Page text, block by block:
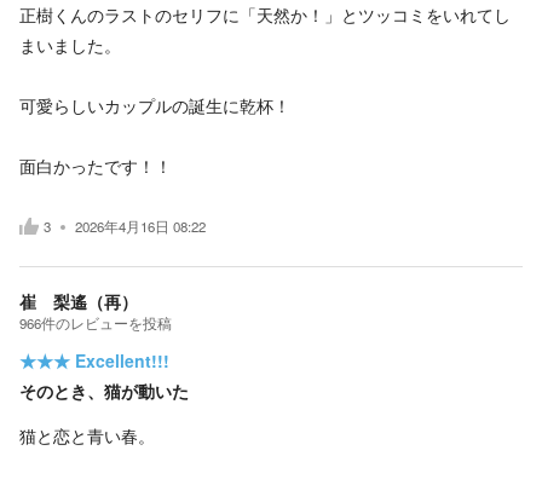
正樹くんのラストのセリフに「天然か！」とツッコミをいれてし
まいました。
可愛らしいカップルの誕生に乾杯！
面白かったです！！
3 2026年4月16日 08:22
崔 梨遙（再）
966件のレビューを投稿
★★★ Excellent!!!
そのとき、猫が動いた
猫と恋と青い春。